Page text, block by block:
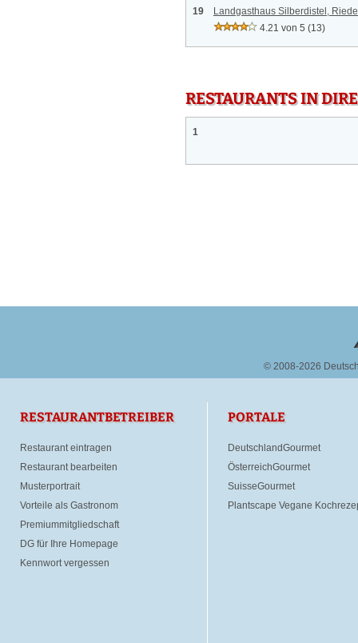
19
Landgasthaus Silberdistel,
4.21 von 5 (13)
RESTAURANTS IN
1
© 2008-2026
RESTAURANTBETREIBER
Restaurant eintragen
Restaurant bearbeiten
Musterportrait
Vorteile als Gastronom
Premiummitgliedschaft
DG für Ihre Homepage
Kennwort vergessen
PORTALE
DeutschlandGourmet
ÖsterreichGourmet
SuisseGourmet
Plantscape Vegane